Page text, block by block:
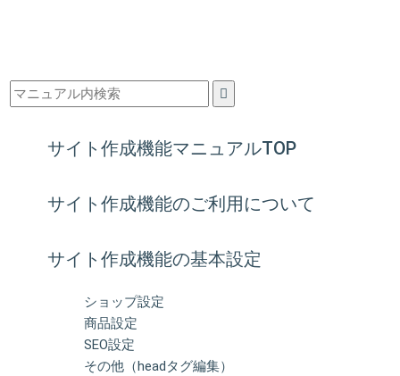
サイト作成機能マニュアルTOP
サイト作成機能のご利用について
サイト作成機能の基本設定
ショップ設定
商品設定
SEO設定
その他（headタグ編集）